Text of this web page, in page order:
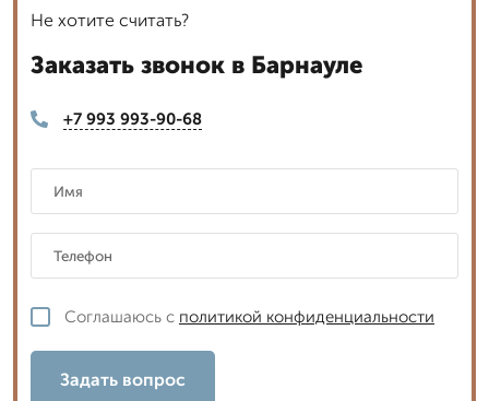
Не хотите считать?
Заказать звонок в Барнауле
+7 993 993-90-68
Соглашаюсь с политикой конфиденциальности
Задать вопрос